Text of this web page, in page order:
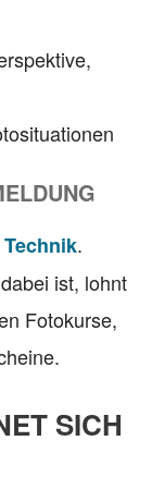
Technik.
ist, lohnt
Fotokurse,
SICH